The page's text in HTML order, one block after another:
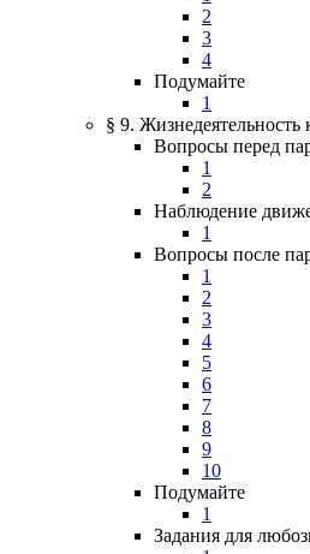
2
3
4
Подумайте
1
§ 9. Жизнедеятельность
Вопросы перед
1
2
Наблюдение
1
Вопросы после
1
2
3
4
5
6
7
8
9
10
Подумайте
1
Задания для